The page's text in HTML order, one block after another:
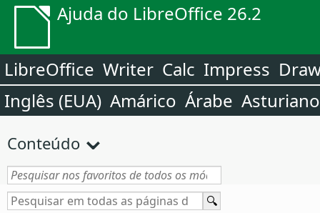
Ajuda do LibreOffice 26.2
LibreOffice Writer Calc Impress
Inglês (EUA) Amárico Árabe Asturiano
Conteúdo